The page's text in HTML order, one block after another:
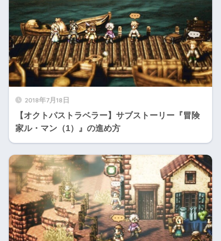
2018年7月18日
【オクトパストラベラー】サブストーリー『冒険
家ル・マン（1）』の進め方